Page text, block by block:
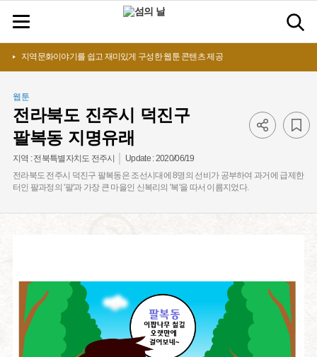
지역문화이야기를 쉽고 재미있게 구성한 웹툰 콘텐츠 제공
웹툰
전라북도 진주시 덕진구
팔복동 지명유래
지역 :전북특별자치도 전주시 Update : 2020/06/19
전라북도 전주시 덕진구 팔복동은 조선시대에 8명의 선비가 공부하여 과거에 급제한
터인 팔과정의 '팔'과 가장 큰 마을인 신복리의 '복'을 따서 이름지었다.